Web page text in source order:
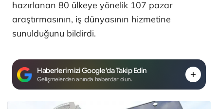
hazırlanan 80 ülkeye yönelik 107 pazar
araştırmasının, iş dünyasının hizmetine
sunulduğunu bildirdi.
Haberlerimizi Google'da Takip Edin
Gelişmelerden anında haberdar olun.